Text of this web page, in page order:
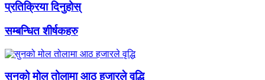
प्रतिक्रिया दिनुहोस्
सम्बन्धित शीर्षकहरु
सुनको मोल तोलामा आठ हजारले वृद्धि